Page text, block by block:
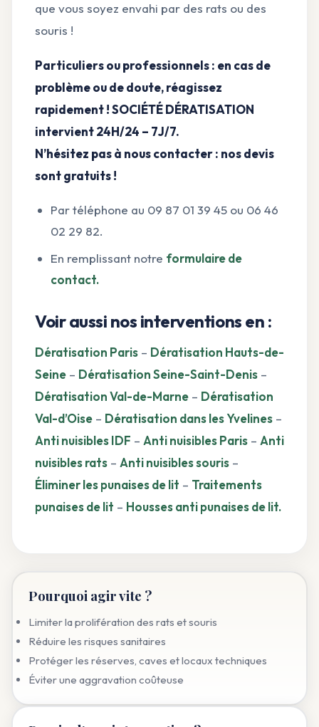
que vous soyez envahi par des rats ou des
souris !
Particuliers ou professionnels : en cas de
problème ou de doute, réagissez
rapidement ! SOCIÉTÉ DÉRATISATION
intervient 24H/24 – 7J/7.
N’hésitez pas à nous contacter : nos devis
sont gratuits !
Par téléphone au 09 87 01 39 45 ou 06 46
02 29 82.
En remplissant notre formulaire de
contact.
Voir aussi nos interventions en :
Dératisation Paris – Dératisation Hauts-de-
Seine – Dératisation Seine-Saint-Denis –
Dératisation Val-de-Marne – Dératisation
Val-d’Oise – Dératisation dans les Yvelines –
Anti nuisibles IDF – Anti nuisibles Paris – Anti
nuisibles rats – Anti nuisibles souris –
Éliminer les punaises de lit – Traitements
punaises de lit – Housses anti punaises de lit.
Pourquoi agir vite ?
Limiter la prolifération des rats et souris
Réduire les risques sanitaires
Protéger les réserves, caves et locaux techniques
Éviter une aggravation coûteuse